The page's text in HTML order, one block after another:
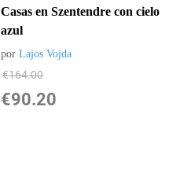
Casas en Szentendre con cielo
azul
porLajos Vojda
€164.00
€90.20